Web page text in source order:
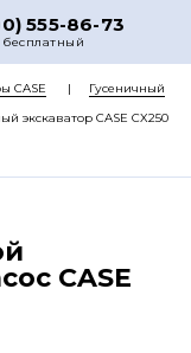
555-86-73
CASE
Гусеничный
экскаватор CASE CX250
CASE